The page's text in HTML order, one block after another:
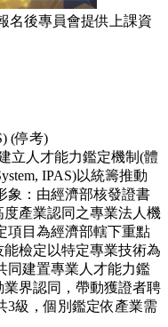
名後專員會提供上課資
(停考)
立人才能力鑑定機制(體
IPAS)以統籌推動
象：由經濟部核發證書
產業認同之專業法人機
項目為經濟部轄下重點
檢定以特定專業技術為
同建置專業人才能力鑑
界認同，帶動獲證者聘
3級，個別鑑定依產業需